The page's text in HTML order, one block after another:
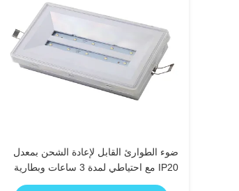
ضوء الطوارئ القابل لإعادة الشحن بمعدل
IP20 مع احتياطي لمدة 3 ساعات وبطارية
Ni-Cd لإضاءة الإخلاء الآمن